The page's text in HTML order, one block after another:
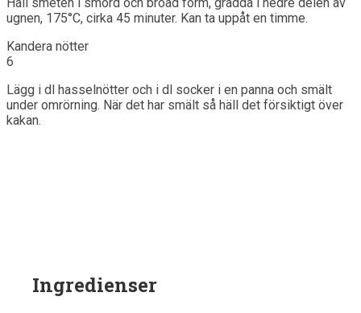
ugnen, 175°C, cirka 45 minuter. Kan ta uppåt en timme.
Kandera nötter
6
Lägg i dl hasselnötter och i dl socker i en panna och smält
under omrörning. När det har smält så häll det försiktigt över
kakan.
Ingredienser